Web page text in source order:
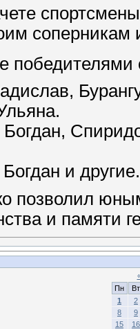
соперникам
победителями
и другие.
позволил
и памяти
Пн
Вт
1
2
8
9
15
16